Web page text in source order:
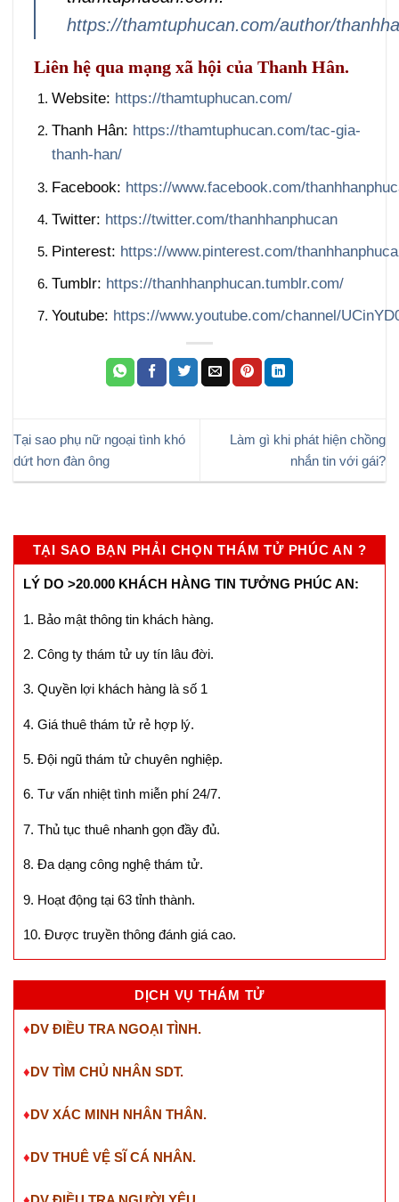
https://thamtuphucan.com/author/
Liên hệ qua mạng xã hội của Thanh Hân.
Website: https://thamtuphucan.com/
Thanh Hân: https://thamtuphucan.com/tac-gia-
thanh-han/
Facebook: https://www.facebook.com/
Twitter: https://twitter.com/thanhhanphucan
Pinterest: https://www.pinterest.com/
Tumblr: https://thanhhanphucan.tumblr.com/
Youtube: https://www.youtube.com/channel/
Tại sao phụ nữ ngoại tình khó
dứt hơn đàn ông
Làm gì khi phát hiện chồng
nhắn tin với gái?
TẠI SAO BẠN PHẢI CHỌN THÁM TỬ PHÚC AN ?
LÝ DO >20.000 KHÁCH HÀNG TIN TƯỞNG PHÚC AN:
1. Bảo mật thông tin khách hàng.
2. Công ty thám tử uy tín lâu đời.
3. Quyền lợi khách hàng là số 1
4. Giá thuê thám tử rẻ hợp lý.
5. Đội ngũ thám tử chuyên nghiệp.
6. Tư vấn nhiệt tình miễn phí 24/7.
7. Thủ tục thuê nhanh gọn đầy đủ.
8. Đa dạng công nghệ thám tử.
9. Hoạt động tại 63 tỉnh thành.
10. Được truyền thông đánh giá cao.
DỊCH VỤ THÁM TỬ
♦DV ĐIỀU TRA NGOẠI TÌNH.
♦DV TÌM CHỦ NHÂN SDT.
♦DV XÁC MINH NHÂN THÂN.
♦DV THUÊ VỆ SĨ CÁ NHÂN.